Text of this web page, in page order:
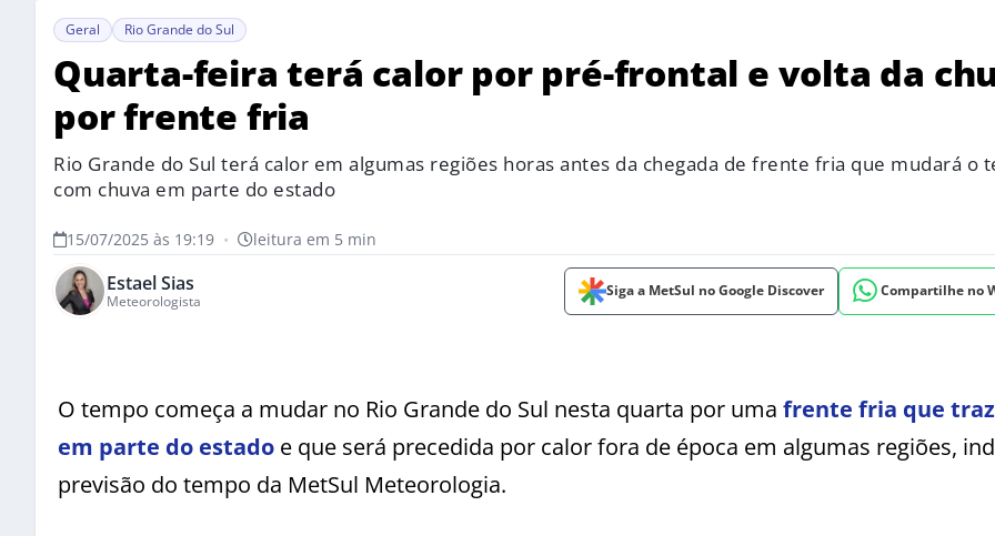
Geral Rio Grande do Sul
Quarta-feira terá calor por pré-frontal e volta da
por frente fria
Rio Grande do Sul terá calor em algumas regiões horas antes da chegada de frente fria que mudará o
com chuva em parte do estado
15/07/2025 às 19:19 • leitura em 5 min
Estael Sias
Meteorologista
Siga a MetSul no Google Discover Compartilhe no
O tempo começa a mudar no Rio Grande do Sul nesta quarta por uma frente fria que
em parte do estado e que será precedida por calor fora de época em algumas regiões,
previsão do tempo da MetSul Meteorologia.